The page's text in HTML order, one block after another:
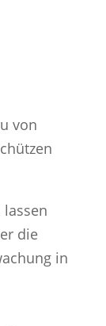
von
lassen
die
in